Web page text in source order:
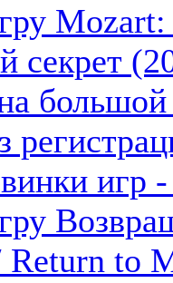
секрет
игр
Return to